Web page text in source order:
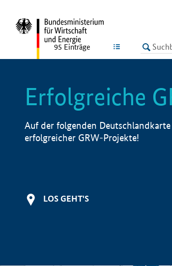
LISTE
95 Einträge
Erfolgreiche
Auf der folgenden
erfolgreicher GRW-Projekte!
LOS GEHT'S